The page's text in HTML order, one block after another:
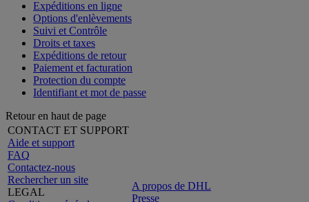
Expéditions en ligne
Options d'enlèvements
Suivi et Contrôle
Droits et taxes
Expéditions de retour
Paiement et facturation
Protection du compte
Identifiant et mot de passe
Retour en haut de page
CONTACT ET SUPPORT
Aide et support
FAQ
Contactez-nous
Rechercher un site
LEGAL
A propos de DHL
Presse